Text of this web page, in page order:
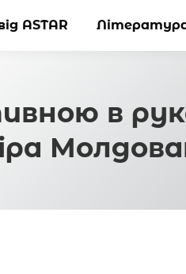
ASTAR
в
ASTAR